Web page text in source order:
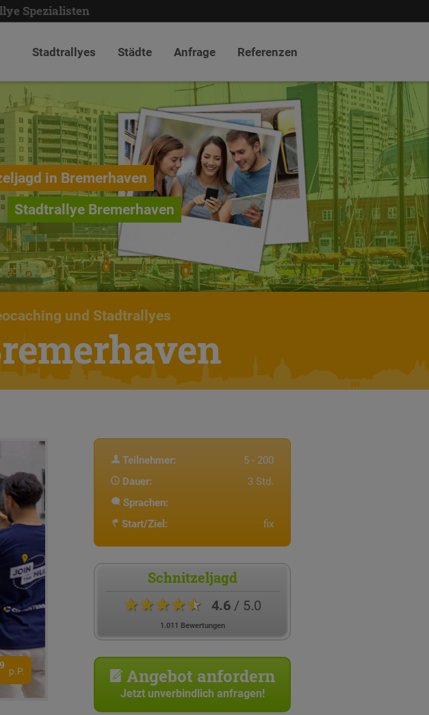
Spezialisten
Stadtrallyes Städte Anfrage Referenzen
in Bremerhaven
Stadtrallye Bremerhaven
und Stadtrallyes
p.P.
Teilnehmer:
5 - 200
Dauer:
3 Std.
Sprachen:
Start/Ziel:
fix
Schnitzeljagd
★★★★★ 4.6/ 5.0
1.011 Bewertungen
Angebot anfordern
Jetzt unverbindlich anfragen!